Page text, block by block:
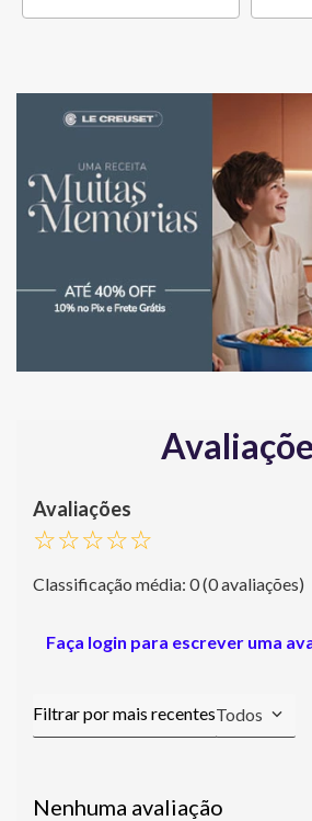
☆☆☆☆☆
Classificação média: 0(0 avaliações)
Faça login para escrever uma
Todos
Nenhuma avaliação